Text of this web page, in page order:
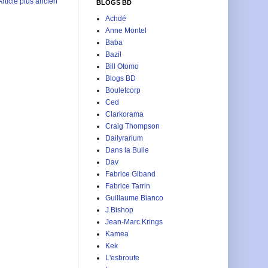
BLOGS BD
Achdé
Anne Montel
Baba
Bazil
Bill Otomo
Blogs BD
Bouletcorp
Ced
Clarkorama
Craig Thompson
Dailyrarium
Dans la Bulle
Dav
Fabrice Giband
Fabrice Tarrin
Guillaume Bianco
J.Bishop
Jean-Marc Krings
Kamea
Kek
L'esbroufe